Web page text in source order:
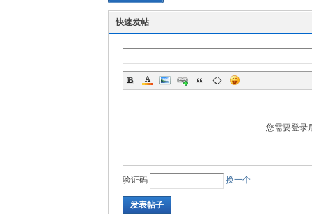
快速发帖
您需要登录
验证码 换一个
发表帖子